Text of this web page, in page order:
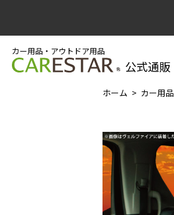
カー用品・アウトドア用品
公式通販
ホーム カー用品